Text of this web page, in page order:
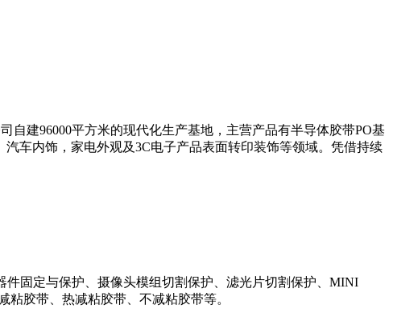
自建96000平方米的现代化生产基地，主营产品有半导体胶带PO基
车内饰，家电外观及3C电子产品表面转印装饰等领域。凭借持续
固定与保护、摄像头模组切割保护、滤光片切割保护、MINI
胶带、热减粘胶带、不减粘胶带等。